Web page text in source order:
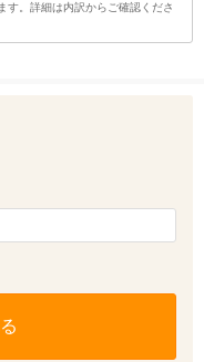
す。詳細は内訳からご確認くださ